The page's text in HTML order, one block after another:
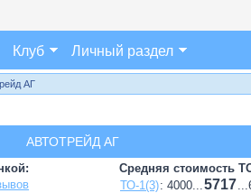
Клуб Личный раздел
АГ
АВТОТРЕЙД АГ
Средняя стоимость
ТО-1(3): 4000...5717